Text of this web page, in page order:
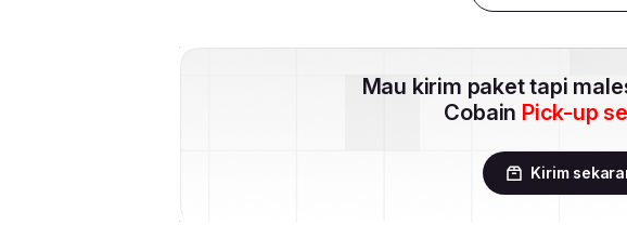
Mau kirim paket tapi
Cobain Pick-up
Kirim